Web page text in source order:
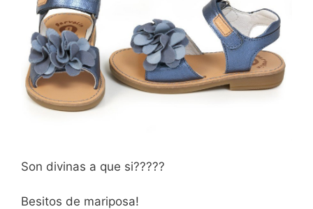
Son divinas a que si?????
Besitos de mariposa!